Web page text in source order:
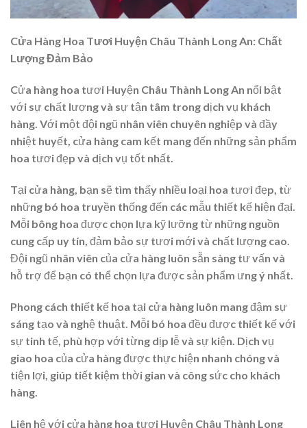
Cửa Hàng Hoa Tươi Huyện Châu Thành Long An: Chất
Lượng Đảm Bảo
Cửa hàng hoa tươi Huyện Châu Thành Long An nổi bật
với sự chất lượng và sự tận tâm trong dịch vụ khách
hàng. Với một đội ngũ nhân viên chuyên nghiệp và đầy
nhiệt huyết, cửa hàng cam kết mang đến những sản phẩm
hoa tươi đẹp và dịch vụ tốt nhất.
Tại cửa hàng, bạn sẽ tìm thấy nhiều loại hoa tươi đẹp, từ
những bó hoa truyền thống đến các mẫu thiết kế hiện đại.
Mỗi bông hoa được chọn lựa kỹ lưỡng từ những nguồn
cung cấp uy tín, đảm bảo sự tươi mới và chất lượng cao.
Đội ngũ nhân viên của cửa hàng luôn sẵn sàng tư vấn và
hỗ trợ để bạn có thể chọn lựa được sản phẩm ưng ý nhất.
Phong cách thiết kế hoa tại cửa hàng luôn mang đậm sự
sáng tạo và nghệ thuật. Mỗi bó hoa đều được thiết kế với
sự tinh tế, phù hợp với từng dịp lễ và sự kiện. Dịch vụ
giao hoa của cửa hàng được thực hiện nhanh chóng và
tiện lợi, giúp tiết kiệm thời gian và công sức cho khách
hàng.
Liên hệ với cửa hàng hoa tươi Huyện Châu Thành Long